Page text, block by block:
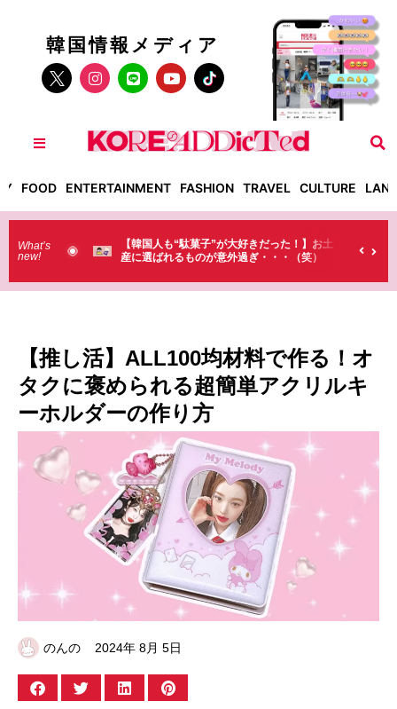
韓国情報メディア
FOOD ENTERTAINMENT FASHION TRAVEL CULTURE
What’s
new!
た！】お土
・（笑）
【そんなものまで買っていくの？】日本のド
ラストで韓国人が買うものがちょっと…
【推し活】ALL100均材料で作る！オ
タクに褒められる超簡単アクリルキ
ーホルダーの作り方
のんの 2024年 8月 5日